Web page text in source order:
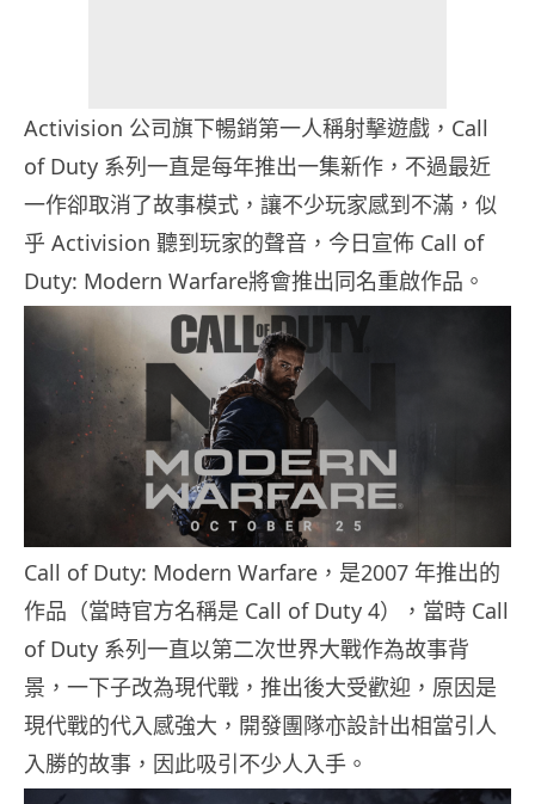
Activision 公司旗下暢銷第一人稱射擊遊戲，Call
of Duty 系列一直是每年推出一集新作，不過最近
一作卻取消了故事模式，讓不少玩家感到不滿，似
乎 Activision 聽到玩家的聲音，今日宣佈 Call of
Duty: Modern Warfare將會推出同名重啟作品。
Call of Duty: Modern Warfare，是2007 年推出的
作品（當時官方名稱是 Call of Duty 4），當時 Call
of Duty 系列一直以第二次世界大戰作為故事背
景，一下子改為現代戰，推出後大受歡迎，原因是
現代戰的代入感強大，開發團隊亦設計出相當引人
入勝的故事，因此吸引不少人入手。